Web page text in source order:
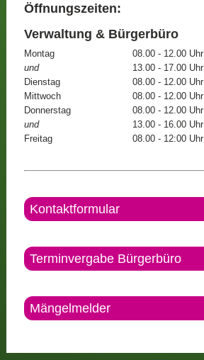
Öffnungszeiten:
Verwaltung & Bürgerbüro
Montag
08.00 - 12.00 Uhr
und
13.00 - 17.00 Uhr
Dienstag
08.00 - 12.00 Uhr
Mittwoch
08.00 - 12.00 Uhr
Donnerstag
08.00 - 12.00 Uhr
und
13.00 - 16.00 Uhr
Freitag
08.00 - 12:00 Uhr
Kontaktformular
Terminvergabe Bürgerbüro
Mängelmelder